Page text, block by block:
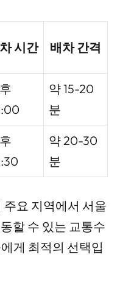
시간 배차 간격
약 15-20
분
약 20-30
분
요 지역에서 서울
할 수 있는 교통수
게 최적의 선택입